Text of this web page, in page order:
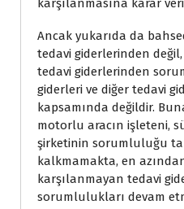
karşılanmasına karar
Ancak yukarıda da
tedavi giderlerinden
tedavi giderlerinden
giderleri ve diğer tedavi
kapsamında değildir.
motorlu aracın işleteni,
şirketinin sorumluluğu
kalkmamakta, en
karşılanmayan tedavi
sorumlulukları devam